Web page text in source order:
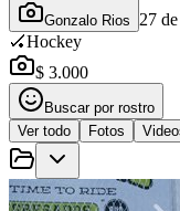
Gonzalo Rios
27
🏑Hockey
$ 3.000
Buscar por rostro
Ver todo
Fotos